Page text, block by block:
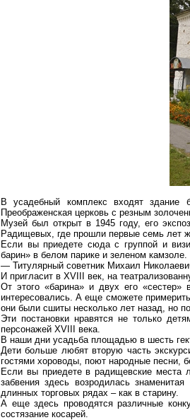
В усадебный комплекс входят здание
Преображенская церковь с резным
Музей был открыт в 1945 году, его
Радищевых, где прошли первые семь лет
Если вы приедете сюда с группой и
барин» в белом парике и зеленом камзоле.
— Титулярный советник Михаил
И пригласит в XVIII век, на
От этого «барина» и двух его
интересовались. А еще сможете
они были сшиты несколько лет назад, но
Эти постановки нравятся не только
персонажей XVIII века.
В наши дни усадьба площадью в шесть
Дети больше любят вторую часть
гостями хороводы, поют народные песни,
Если вы приедете в радищевские места
забвения здесь возродилась
длинных торговых рядах – как в старину.
А еще здесь проводятся различные
состязание косарей.